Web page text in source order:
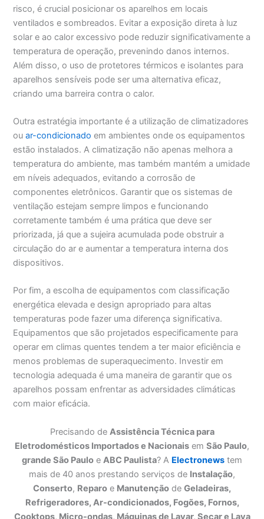
risco, é crucial posicionar os aparelhos em locais
ventilados e sombreados. Evitar a exposição direta à luz
solar e ao calor excessivo pode reduzir significativamente a
temperatura de operação, prevenindo danos internos.
Além disso, o uso de protetores térmicos e isolantes para
aparelhos sensíveis pode ser uma alternativa eficaz,
criando uma barreira contra o calor.
Outra estratégia importante é a utilização de climatizadores
ouar-condicionado em ambientes onde os equipamentos
estão instalados. A climatização não apenas melhora a
temperatura do ambiente, mas também mantém a umidade
em níveis adequados, evitando a corrosão de
componentes eletrônicos. Garantir que os sistemas de
ventilação estejam sempre limpos e funcionando
corretamente também é uma prática que deve ser
priorizada, já que a sujeira acumulada pode obstruir a
circulação do ar e aumentar a temperatura interna dos
dispositivos.
Por fim, a escolha de equipamentos com classificação
energética elevada e design apropriado para altas
temperaturas pode fazer uma diferença significativa.
Equipamentos que são projetados especificamente para
operar em climas quentes tendem a ter maior eficiência e
menos problemas de superaquecimento. Investir em
tecnologia adequada é uma maneira de garantir que os
aparelhos possam enfrentar as adversidades climáticas
com maior eficácia.
Precisando de Assistência Técnica para
Eletrodomésticos Importados e Nacionais em São Paulo,
grande São Paulo e ABC Paulista? A Electronews tem
mais de 40 anos prestando serviços de Instalação,
Conserto, Reparo e Manutenção de Geladeiras,
Refrigeradores, Ar-condicionados, Fogões, Fornos,
Cooktops, Micro-ondas, Máquinas de Lavar, Secar e Lava